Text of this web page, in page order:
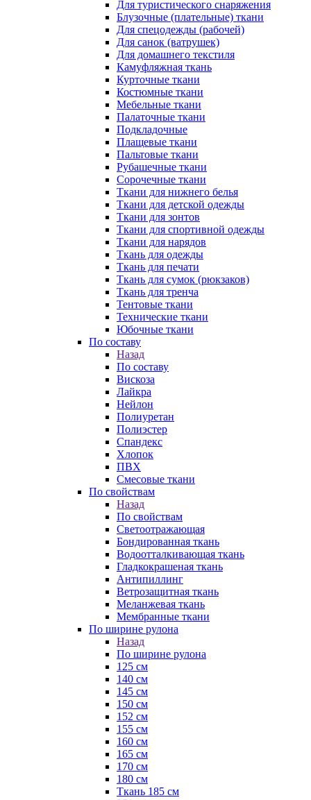
Для туристического снаряжения
Блузочные (плательные) ткани
Для спецодежды (рабочей)
Для санок (ватрушек)
Для домашнего текстиля
Камуфляжная ткань
Курточные ткани
Костюмные ткани
Мебельные ткани
Палаточные ткани
Подкладочные
Плащевые ткани
Пальтовые ткани
Рубашечные ткани
Сорочечные ткани
Ткани для нижнего белья
Ткани для детской одежды
Ткани для зонтов
Ткани для спортивной одежды
Ткани для нарядов
Ткань для одежды
Ткань для печати
Ткань для сумок (рюкзаков)
Ткань для тренча
Тентовые ткани
Технические ткани
Юбочные ткани
По составу
Назад
По составу
Вискоза
Лайкра
Нейлон
Полиуретан
Полиэстер
Спандекс
Хлопок
ПВХ
Смесовые ткани
По свойствам
Назад
По свойствам
Светоотражающая
Бондированная ткань
Водоотталкивающая ткань
Гладкокрашеная ткань
Антипиллинг
Ветрозащитная ткань
Меланжевая ткань
Мембранные ткани
По ширине рулона
Назад
По ширине рулона
125 см
140 см
145 см
150 см
152 см
155 см
160 см
165 см
170 см
180 см
Ткань 185 см